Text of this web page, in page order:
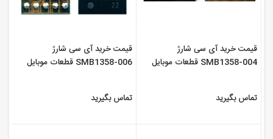
قیمت خرید آی سی شارژ
SMB1358-004 قطعات موبایل
تماس بگیرید
قیمت خرید آی سی شارژ
SMB1358-006 قطعات موبایل
تماس بگیرید